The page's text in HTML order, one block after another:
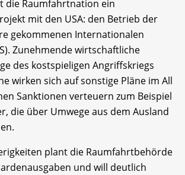
die Raumfahrtnation ein
mit den USA: den Betrieb der
gekommenen Internationalen
Zunehmende wirtschaftliche
des kostspieligen Angriffskriegs
wirken sich auf sonstige Pläne im All
Sanktionen verteuern zum Beispiel
die über Umwege aus dem Ausland
plant die Raumfahrtbehörde
und will deutlich